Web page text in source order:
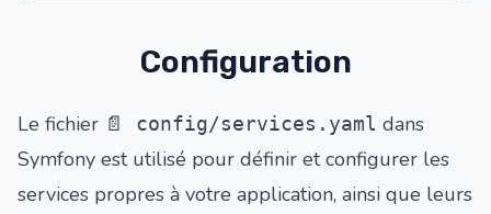
Configuration
Le fichier 📄 config/services.yaml dans
Symfony est utilisé pour définir et configurer les
services propres à votre application, ainsi que leurs